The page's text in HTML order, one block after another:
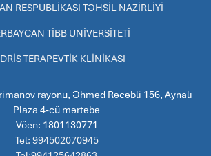
RESPUBLİKASI TƏHSİL NAZİRLİYİ
TİBB UNİVERSİTETİ
TERAPEVTİK KLİNİKASI
rayonu, Əhməd Rəcəbli 156, Aynalı
Plaza 4-cü mərtəbə
Vöen: 1801130771
Tel: 994502070945